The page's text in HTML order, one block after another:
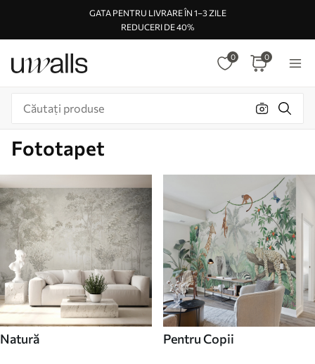
GATA PENTRU LIVRARE ÎN 1–3 ZILE
REDUCERI DE 40%
0 0
Fototapet
Natură Pentru Copii